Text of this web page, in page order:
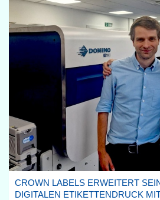
CROWN LABELS ERWEITERT
DIGITALEN ETIKETTENDRUCK